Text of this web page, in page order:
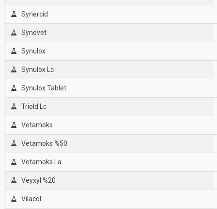
Synercid
Synovet
Synulox
Synulox Lc
Synulox Tablet
Triold Lc
Vetamoks
Vetamoks %50
Vetamoks La
Veyxyl %20
Vilacol